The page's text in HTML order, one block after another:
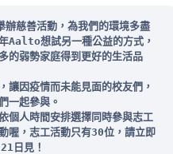
慈善活動，為我們的環境多盡
Aalto想試另一種公益的方式，
的弱勢家庭得到更好的生活品
讓因疫情而未能見面的校友們，
一起參與。
個人時間安排選擇同時參與志工
喔，志工活動只有30位，請立即
日見！